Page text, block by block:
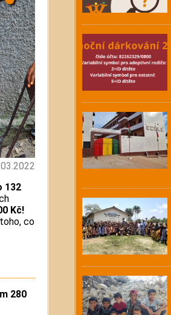
132
Kč!
co
280